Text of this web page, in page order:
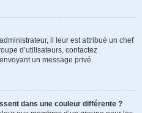
il leur est attribué un chef
d’utilisateurs, contactez
un message privé.
dans une couleur différente ?